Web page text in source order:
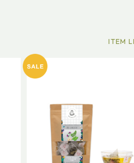
ITEM
セール：ブレンドハーブティ
RUOI 普通サイズ
¥868
30%OFF